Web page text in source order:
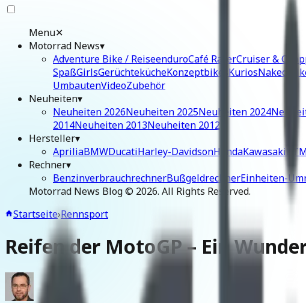
Menu✕
Motorrad News▾
Adventure Bike / ReiseenduroCafé RacerCruiser &
SpaßGirlsGerüchtekücheKonzeptbikes KuriosNaked
UmbautenVideoZubehör
Neuheiten▾
Neuheiten 2026Neuheiten 2025Neuheiten 2024
2014Neuheiten 2013Neuheiten 2012
Hersteller▾
ApriliaBMWDucatiHarley-DavidsonHondaKawasaki
Rechner▾
BenzinverbrauchrechnerBußgeldrechnerEinheiten-
Motorrad News Blog © 2026. All Rights Reserved.
Startseite›Rennsport
Reifen der MotoGP – Ein